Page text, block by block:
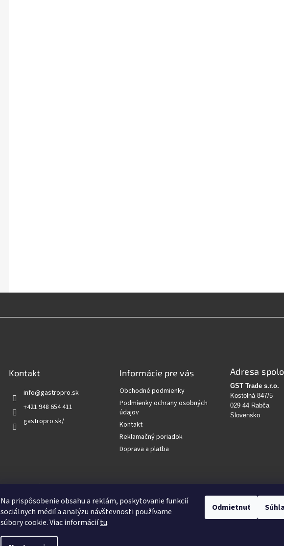
Na prispôsobenie obsahu a reklám, poskytovanie funkcií
sociálnych médií a analýzu návštevnosti používame
súbory cookie. Viac informáciítu.
Odmietnuť
Kontakt
info@gastropro.sk
+421 948 654 411
gastropro.sk/
Informácie pre vás
Obchodné podmienky
Podmienky ochrany osobných
údajov
Kontakt
Reklamačný poriadok
Doprava a platba
Adresa
GST Trade s.r.o.
Kostolná 847/5
029 44 Rabča
Slovensko
HĽADAŤ